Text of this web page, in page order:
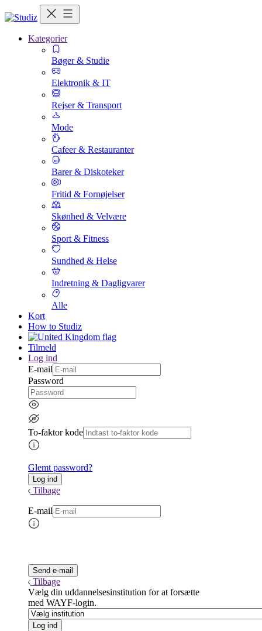
Kategorier
Bøger & Studie
Elektronik & IT
Rejser & Transport
Mode
Cafeer & Restauranter
Barer & Diskoteker
Fritid & Fornøjelser
Skønhed & Velvære
Sport & Fitness
Sundhed & Helse
Indretning & Dagligvarer
Alle
Kort
How to Studiz
Tilmeld
Log ind
E-mail
Password
To-faktor kode
Glemt password?
Tilbage
E-mail
Tilbage
Vælg din uddannelsesinstitution for at forsætte
med WAYF-login.